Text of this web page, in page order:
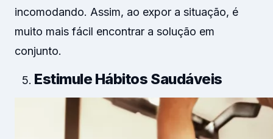
incomodando. Assim, ao expor a situação, é
muito mais fácil encontrar a solução em
conjunto.
Estimule Hábitos Saudáveis